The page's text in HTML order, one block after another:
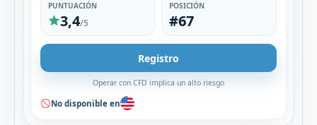
PUNTUACIÓN
3,4/5
POSICIÓN
#67
Registro
Operar con CFD implica un alto riesgo
No disponible en